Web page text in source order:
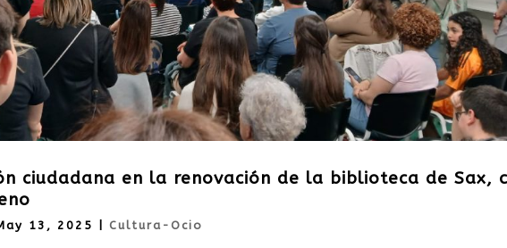
ciudadana en la renovación de la biblioteca de Sax,
13, 2025 Cultura-Ocio